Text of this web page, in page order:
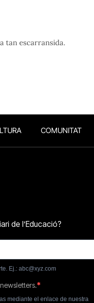
tan escarransida.
COMUNITAT